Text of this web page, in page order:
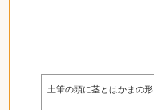
土筆の頭に茎とはかまの